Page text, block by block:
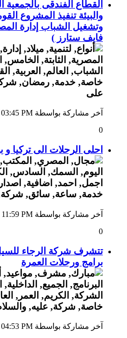
القطاع الفندقى بالجمعية
والبيئة تنفيذ المشروع
وتشغيل الشباب إدارة
فايف ستارز )
آخر مشاركة بواسطة 03:45 PM
0
احلى الرحلات الى تركيا و
آخر مشاركة بواسطة 11:59 PM
0
تتشرف شركة الرجاء
برامج ورحلات العمرة
آخر مشاركة بواسطة 04:53 PM